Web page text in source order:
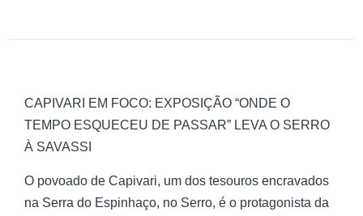
CAPIVARI EM FOCO: EXPOSIÇÃO “ONDE O
TEMPO ESQUECEU DE PASSAR” LEVA O SERRO
À SAVASSI
O povoado de Capivari, um dos tesouros encravados
na Serra do Espinhaço, no Serro, é o protagonista da